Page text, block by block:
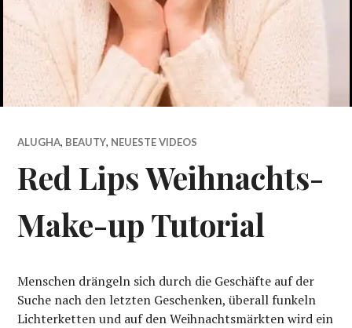
ALUGHA, BEAUTY, NEUESTE VIDEOS
Red Lips Weihnachts-
Make-up Tutorial
Menschen drängeln sich durch die Geschäfte auf der
Suche nach den letzten Geschenken, überall funkeln
Lichterketten und auf den Weihnachtsmärkten wird ein